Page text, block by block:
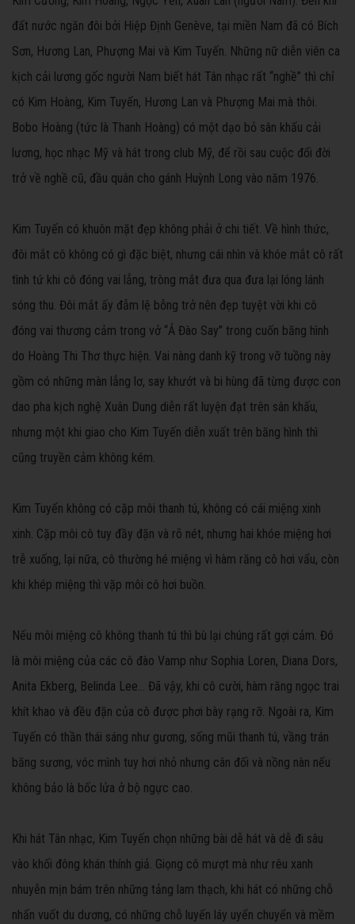
đất nước ngăn đôi bởi Hiệp Định Genève, tại miền Nam đã có Bích
Sơn, Hương Lan, Phượng Mai và Kim Tuyến. Những nữ diễn viên ca
kịch cải lương gốc người Nam biết hát Tân nhạc rất “nghề” thì chỉ
có Kim Hoàng, Kim Tuyến, Hương Lan và Phượng Mai mà thôi.
Bobo Hoàng (tức là Thanh Hoàng) có một dạo bỏ sân khấu cải
lương, học nhạc Mỹ và hát trong club Mỹ, để rồi sau cuộc đổi đời
trở về nghề cũ, đầu quân cho gánh Huỳnh Long vào năm 1976.
Kim Tuyến có khuôn mặt đẹp không phải ở chi tiết. Về hình thức,
đôi mắt cô không có gì đặc biệt, nhưng cái nhìn và khóe mắt cô rất
tình tứ khi cô đóng vai lẳng, tròng mắt đưa qua đưa lại lóng lánh
sóng thu. Đôi mắt ấy đẫm lệ bỗng trở nên đẹp tuyệt vời khi cô
đóng vai thương cảm trong vở “Ả Đào Say” trong cuốn băng hình
do Hoàng Thi Thơ thực hiện. Vai nàng danh kỹ trong vỡ tuồng này
gồm có những màn lẳng lơ, say khướt và bi hùng đã từng được con
dao pha kịch nghệ Xuân Dung diễn rất luyện đạt trên sân khấu,
nhưng một khi giao cho Kim Tuyến diễn xuất trên băng hình thì
cũng truyền cảm không kém.
Kim Tuyến không có cặp môi thanh tú, không có cái miệng xinh
xinh. Cặp môi cô tuy đầy đặn và rõ nét, nhưng hai khóe miệng hơi
trễ xuống, lại nữa, cô thường hé miệng vì hàm răng cô hơi vẩu, còn
khi khép miệng thì vặp môi cô hơi buồn.
Nếu môi miệng cô không thanh tú thì bù lại chúng rất gợi cảm. Đó
là môi miệng của các cô đào Vamp như Sophia Loren, Diana Dors,
Anita Ekberg, Belinda Lee… Đã vậy, khi cô cười, hàm răng ngọc trai
khít khao và đều đặn của cô được phơi bày rạng rỡ. Ngoài ra, Kim
Tuyến có thần thái sáng như gương, sống mũi thanh tú, vầng trán
băng sương, vóc mình tuy hơi nhỏ nhưng cân đối và nồng nàn nếu
không bảo là bốc lửa ở bộ ngực cao.
Khi hát Tân nhạc, Kim Tuyến chọn những bài dễ hát và dễ đi sâu
vào khối đông khán thính giả. Giọng cô mượt mà như rêu xanh
nhuyễn mịn bám trên những tảng lam thạch, khi hát có những chỗ
nhấn vuốt du dương, có những chỗ luyến láy uyển chuyển và mềm